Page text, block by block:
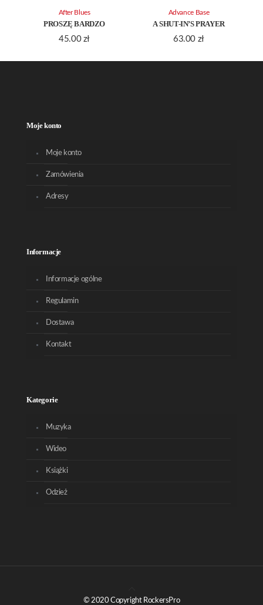
PROSZĘ BARDZO
45.00 zł
After Blues
A SHUT-IN’S PRAYER
63.00 zł
Advance Base
Moje konto
Moje konto
Zamówienia
Adresy
Informacje
Informacje ogólne
Regulamin
Dostawa
Kontakt
Kategorie
Muzyka
Wideo
Książki
Odzież
© 2020 Copyright RockersPro